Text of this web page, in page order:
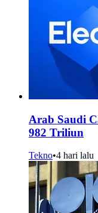
Arab Saudi
982 Triliun
Tekno•4 hari lalu